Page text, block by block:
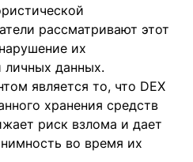
рассматривают этот
их
личных данных.
является то, что DEX
хранения средств
риск взлома и дает
во время их